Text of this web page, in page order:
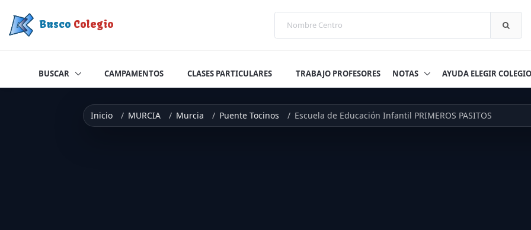
Busco Colegio
BUSCAR CAMPAMENTOS CLASES PARTICULARES TRABAJO PROFESORES NOTAS AYUDA ELEGIR COLEGIO
Inicio MURCIA Murcia Puente Tocinos Escuela de Educación Infantil PRIMEROS PASITOS